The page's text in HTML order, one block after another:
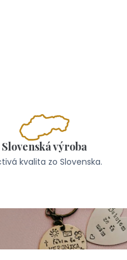
Slovenská výroba
kvalita zo Slovenska.